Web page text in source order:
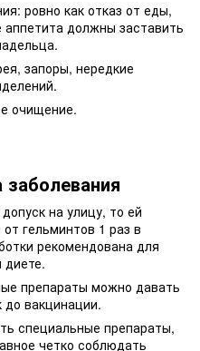
ровно как отказ от еды,
должны заставить
запоры, нередкие
очищение.
на улицу, то ей
гельминтов 1 раз в
рекомендована для
диете.
препараты можно давать
до вакцинации.
специальные препараты,
четко соблюдать